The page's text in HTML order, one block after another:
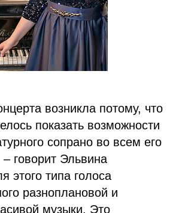
возникла потому, что
показать возможности
сопрано во всем его
говорит Эльвина
этого типа голоса
разноплановой и
музыки. Это